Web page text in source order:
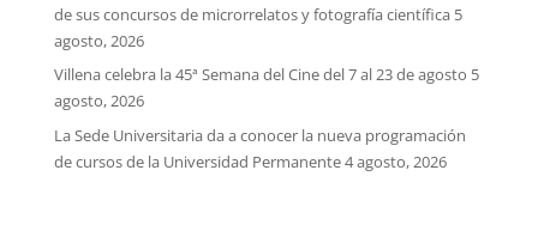
de sus concursos de microrrelatos y fotografía científica 5
agosto, 2026
Villena celebra la 45ª Semana del Cine del 7 al 23 de agosto 5
agosto, 2026
La Sede Universitaria da a conocer la nueva programación
de cursos de la Universidad Permanente4 agosto, 2026